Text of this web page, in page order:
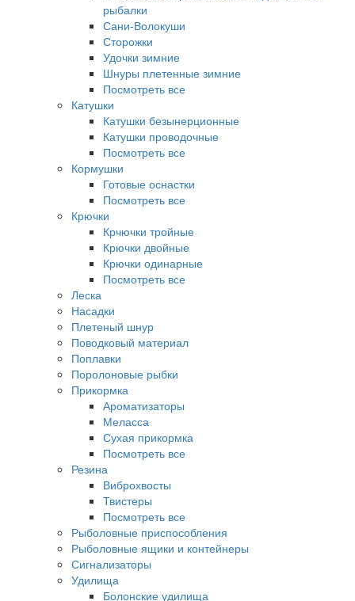
рыбалки
Сани-Волокуши
Сторожки
Удочки зимние
Шнуры плетенные зимние
Посмотреть все
Катушки
Катушки безынерционные
Катушки проводочные
Посмотреть все
Кормушки
Готовые оснастки
Посмотреть все
Крючки
Крчючки тройные
Крючки двойные
Крючки одинарные
Посмотреть все
Леска
Насадки
Плетеный шнур
Поводковый материал
Поплавки
Поролоновые рыбки
Прикормка
Ароматизаторы
Меласса
Сухая прикормка
Посмотреть все
Резина
Виброхвосты
Твистеры
Посмотреть все
Рыболовные приспособления
Рыболовные ящики и контейнеры
Сигнализаторы
Удилища
Болонские удилища